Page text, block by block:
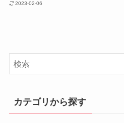
2023-02-06
カテゴリから探す